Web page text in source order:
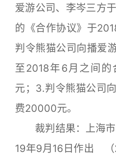
爱游公司、李岑三方
的《合作协议》于
判令熊猫公司向播爱
至2018年6月之间
元；3.判令熊猫公司
费20000元。
裁判结果：上海市
19年9月16日作出